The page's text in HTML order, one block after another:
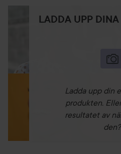
LADDA UPP
Ladda upp din
produkten.
resultatet av
den?